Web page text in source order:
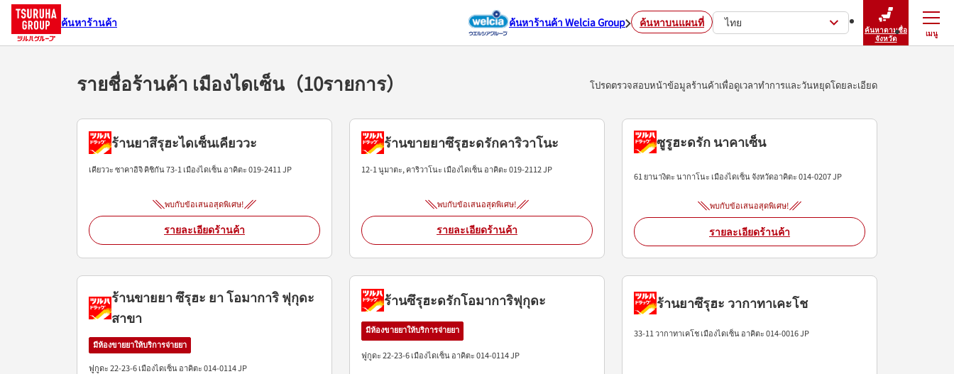
ค้นหาร้านค้า ค้นหาร้านค้า Welcia Group ค้นหาบนแผนที่ ไทย
ค้นหาตามชื่อ
จังหวัด
เมนู
ปิดเมนู
รายชื่อร้านค้า เมืองไดเซ็น（10รายการ） โปรดตรวจสอบหน้าข้อมูลร้านค้าเพื่อดูเวลาทำการและวันหยุดโดยละเอียด
ร้านยาสึรุฮะไดเซ็นเคียววะ
เคียววะ ซาคาอิจิ คิชิกัน 73-1เมืองไดเซ็นอาคิตะ019-2411JP
พบกับข้อเสนอสุดพิเศษ!
รายละเอียดร้านค้า
ร้านขายยาซึรุฮะดรักคาริวาโนะ
12-1 นูมาตะ, คาริวาโนะ เมืองไดเซ็นอาคิตะ019-2112JP
พบกับข้อเสนอสุดพิเศษ!
รายละเอียดร้านค้า
ซูรูฮะดรัก นาคาเซ็น
61 ยานางิตะนากาโนะ เมืองไดเซ็นจังหวัดอาคิตะ014-0207JP
พบกับข้อเสนอสุดพิเศษ!
รายละเอียดร้านค้า
ร้านขายยา ซึรุฮะ ยา โอมาการิ ฟุกุดะ
สาขา
มีห้องขายยาให้บริการจ่ายยา
ฟูกูดะ 22-23-6เมืองไดเซ็นอาคิตะ014-0114JP
ร้านซึรุฮะดรักโอมาการิฟุกุดะ
มีห้องขายยาให้บริการจ่ายยา
ฟูกูดะ 22-23-6เมืองไดเซ็นอาคิตะ014-0114JP
ร้านยาซึรุฮะ วากาทาเคะโช
33-11 วากาทาเคโชเมืองไดเซ็นอาคิตะ014-0016JP